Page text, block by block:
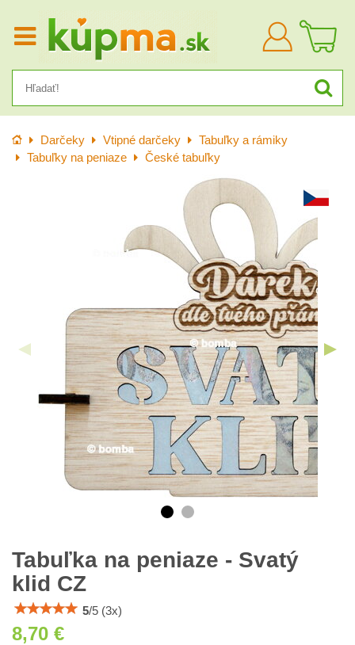
Prihlásiť
sa
Úvod Darčeky Vtipné darčeky
Tabuľky a rámiky
Tabuľky na peniaze
České tabuľky
Tabuľka na peniaze - Svatý
klid CZ
5/5 (3x)
8,70 €